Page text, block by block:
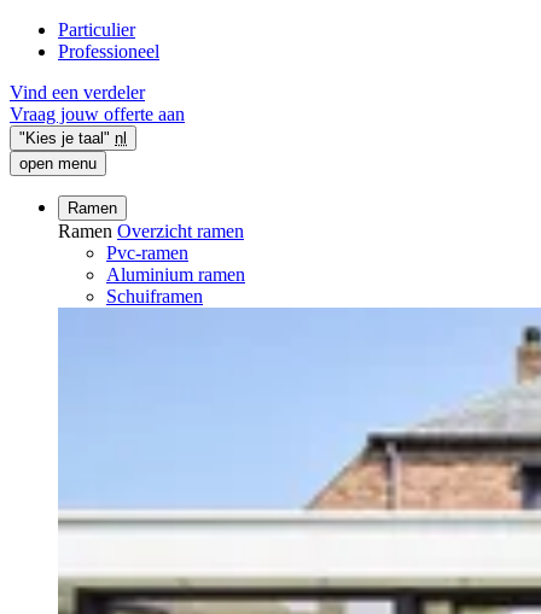
Particulier
Professioneel
Vind een verdeler
Vraag jouw offerte aan
"Kies je taal" nl
open menu
Ramen
Ramen Overzicht ramen
Pvc-ramen
Aluminium ramen
Schuiframen